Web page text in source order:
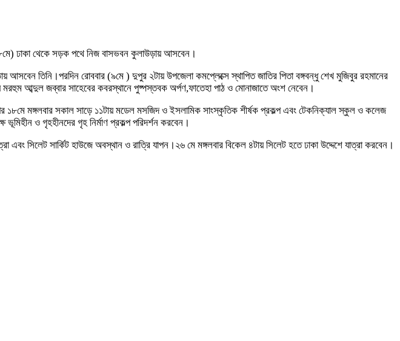
ঢাকা থেকে সড়ক পথে নিজ বাসভবন কুলাউড়ায় আসবেন।
তিনি।পরদিন রোববার (৯মে ) দুপুর ২টায় উপজেলা কমপ্লেক্সে স্থাপিত জাতির পিতা বঙ্গবন্ধু শেখ মুজিবুর রহমানের
আব্দুল জব্বার সাহেবের কবরস্থানে পুষ্পস্তবক অর্পণ,ফাতেহা পাঠ ও মােনাজাতে অংশ নেবেন।
মঙ্গলবার সকাল সাড়ে ১১টায় মডেল মসজিদ ও ইসলামিক সাংস্কৃতিক শীর্ষক প্রকল্প এবং টেকনিক্যাল স্কুল ও কলেজ
ও গৃহহীনদের গৃহ নির্মাণ প্রকল্প পরিদর্শন করবেন।
সিলেট সার্কিট হাউজে অবস্থান ও রাত্রি যাপন।২৬ মে মঙ্গলবার বিকেল ৪টায় সিলেট হতে ঢাকা উদ্দেশে যাত্রা করবেন।